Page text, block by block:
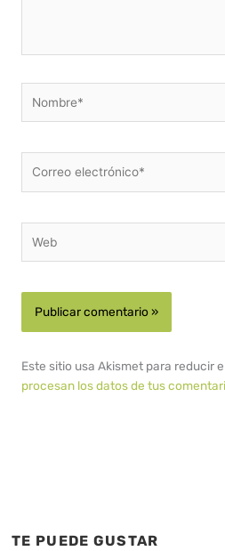
electrónico*
Este sitio usa Akismet para reducir
procesan los datos de tus
TE PUEDE GUSTAR